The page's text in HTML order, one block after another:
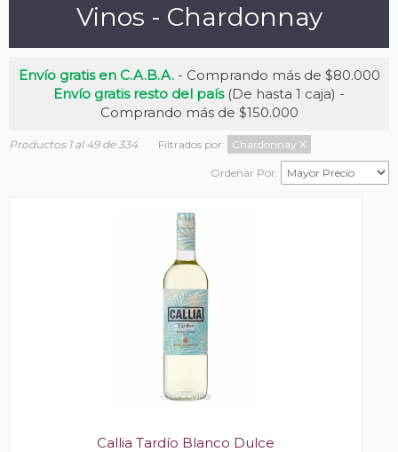
Vinos - Chardonnay
Envío gratis en C.A.B.A.- Comprando más de $80.000
Envío gratis resto del país(De hasta 1 caja) -
Comprando más de $150.000
Productos 1 al 49 de 334 Filtrados por: Chardonnay X
Ordenar Por:
Callia Tardío Blanco Dulce